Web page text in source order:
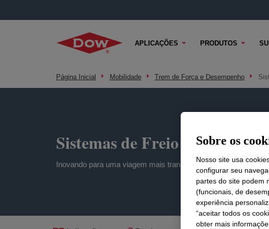
APLICAÇÕES PRODUTOS
Página Inicial Mobilidade Trem de Força e Desempenho
Sistemas de Freio e Direção
Inovando para uma viagem mais tranquila e segura
Sobre os
Nosso site usa
configurar seu
partes do site podem
(funcionais, de
experiência
“aceitar todos os
obter mais